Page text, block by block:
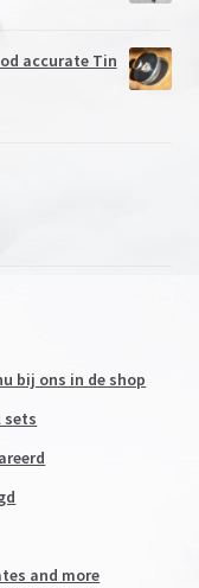
accurate Tin
bij ons in de shop
sets
and more